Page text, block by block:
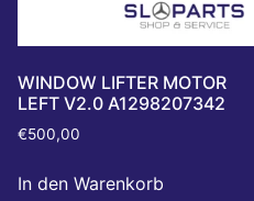
WINDOW LIFTER MOTOR
LEFT V2.0 A1298207342
€500,00
In den Warenkorb